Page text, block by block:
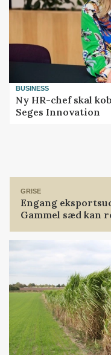
BUSINESS
Ny HR-chef skal
Seges Innovation
GRISE
Engang
Gammel sæd kan